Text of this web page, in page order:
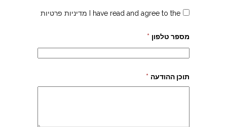
I have read and agree to the מדיניות פרטיות
מספר טלפון *
תוכן ההודעה *